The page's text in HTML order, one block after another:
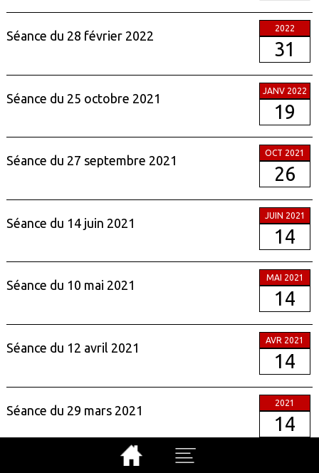
Séance du 28 février 2022
2022
31
Séance du 25 octobre 2021
JANV 2022
19
Séance du 27 septembre 2021
OCT 2021
26
Séance du 14 juin 2021
JUIN 2021
14
Séance du 10 mai 2021
MAI 2021
14
Séance du 12 avril 2021
AVR 2021
14
Séance du 29 mars 2021
2021
14